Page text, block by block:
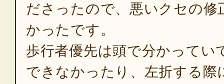
ださったので、悪いクセの修
かったです。
歩行者優先は頭で分かってい
できなかったり、左折する際